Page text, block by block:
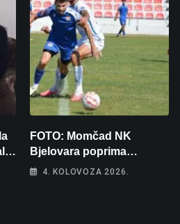
FOTO: Momčad NK
Bjelovara poprima
jesenski izgled
4. KOLOVOZA 2026.